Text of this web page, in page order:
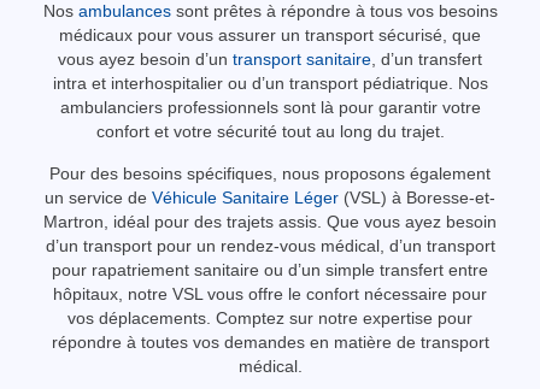
Nos ambulancessont prêtes à répondre à tous vos besoins
médicaux pour vous assurer un transport sécurisé, que
vous ayez besoin d’un transport sanitaire, d’un transfert
intra et interhospitalier ou d’un transport pédiatrique. Nos
ambulanciers professionnels sont là pour garantir votre
confort et votre sécurité tout au long du trajet.
Pour des besoins spécifiques, nous proposons également
un service de Véhicule Sanitaire Léger (VSL) à Boresse-et-
Martron, idéal pour des trajets assis. Que vous ayez besoin
d’un transport pour un rendez-vous médical, d’un transport
pour rapatriement sanitaire ou d’un simple transfert entre
hôpitaux, notre VSL vous offre le confort nécessaire pour
vos déplacements. Comptez sur notre expertise pour
répondre à toutes vos demandes en matière de transport
médical.